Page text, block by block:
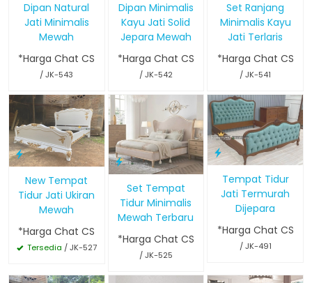
Dipan Natural
Jati Minimalis
Mewah
*Harga Chat CS
/ JK-543
Dipan Minimalis
Kayu Jati Solid
Jepara Mewah
*Harga Chat CS
/ JK-542
Set Ranjang
Minimalis Kayu
Jati Terlaris
*Harga Chat CS
/ JK-541
New Tempat
Tidur Jati Ukiran
Mewah
*Harga Chat CS
Tersedia / JK-527
Set Tempat
Tidur Minimalis
Mewah Terbaru
*Harga Chat CS
/ JK-525
Tempat Tidur
Jati Termurah
Dijepara
*Harga Chat CS
/ JK-491